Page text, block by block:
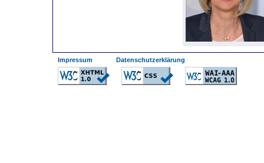
Impressum Datenschutzerklärung